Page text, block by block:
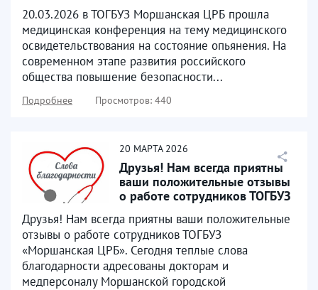
освидетельствования...
20.03.2026 в ТОГБУЗ Моршанская ЦРБ прошла
медицинская конференция на тему медицинского
освидетельствования на состояние опьянения. На
современном этапе развития российского
общества повышение безопасности...
Подробнее Просмотров: 440
20 МАРТА 2026
Друзья! Нам всегда приятны
ваши положительные отзывы
о работе сотрудников ТОГБУЗ
Друзья! Нам всегда приятны ваши положительные
отзывы о работе сотрудников ТОГБУЗ
«Моршанская ЦРБ». Сегодня теплые слова
благодарности адресованы докторам и
медперсоналу Моршанской городской